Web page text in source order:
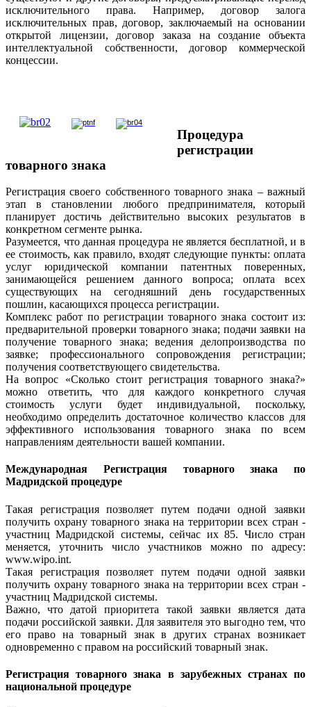
исключительного права. Например, договор залога
исключительных прав, договор, заключаемый на основании
открытой лицензии, договор заказа на создание объекта
интеллектуальной собственности, договор коммерческой
концессии.
Процедура
регистрации
товарного знака
Регистрация своего собственного товарного знака – важный
этап в становлении любого предпринимателя, который
планирует достичь действительно высоких результатов в
конкретном сегменте рынка.
Разумеется, что данная процедура не является бесплатной, и в
ее стоимость, как правило, входят следующие пункты: оплата
услуг юридической компании патентных поверенных,
занимающейся решением данного вопроса; оплата всех
существующих на сегодняшний день государственных
пошлин, касающихся процесса регистрации.
Комплекс работ по регистрации товарного знака состоит из:
предварительной проверки товарного знака; подачи заявки на
получение товарного знака; ведения делопроизводства по
заявке; профессионального сопровождения регистрации;
получения соответствующего свидетельства.
На вопрос «Сколько стоит регистрация товарного знака?»
можно ответить, что для каждого конкретного случая
стоимость услуги будет индивидуальной, поскольку,
необходимо определить достаточное количество классов для
эффективного использования товарного знака по всем
направлениям деятельности вашей компании.
Международная Регистрация товарного знака по
Мадридской процедуре
Такая регистрация позволяет путем подачи одной заявки
получить охрану товарного знака на территории всех стран -
участниц Мадридской системы, сейчас их 85. Число стран
меняется, уточнить число участников можно по адресу:
www.wipo.int.
Такая регистрация позволяет путем подачи одной заявки
получить охрану товарного знака на территории всех стран -
участниц Мадридской системы.
Важно, что датой приоритета такой заявки является дата
подачи российской заявки. Для заявителя это выгодно тем, что
его право на товарный знак в других странах возникает
одновременно с правом на российский товарный знак.
Регистрация товарного знака в зарубежных странах по
национальной процедуре